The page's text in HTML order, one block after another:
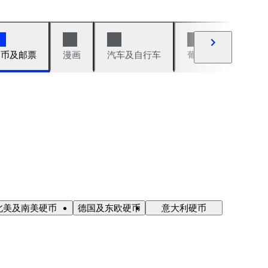
及邮票 漫画 汽车及自行车 葡萄酒及烈性酒
美及南美硬币 德国及东欧硬币 意大利硬币